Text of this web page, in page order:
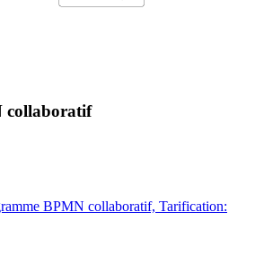
collaboratif
BPMN collaboratif, Tarification: